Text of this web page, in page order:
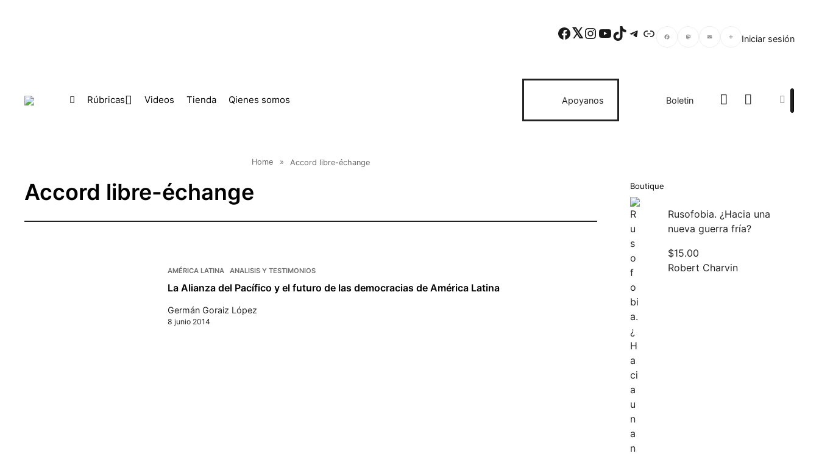
Facebook Twitter Instagram YouTube TikTok Telegram Enlace Iniciar sesión
Rúbricas Videos Tienda Qienes somos Apoyanos Boletin
Home » Accord libre-échange
Accord libre-échange
AMÉRICA LATINA ANALISIS Y TESTIMONIOS
La Alianza del Pacífico y el futuro de las democracias de América Latina
Germán Goraiz López
8 junio 2014
Boutique
Rusofobia. ¿Hacia una
nueva guerra fría?
$15.00
Robert Charvin